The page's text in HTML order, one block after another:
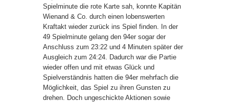
Spielminute die rote Karte sah, konnte Kapitän
Wienand & Co. durch einen lobenswerten
Kraftakt wieder zurück ins Spiel finden. In der
49 Spielminute gelang den 94er sogar der
Anschluss zum 23:22 und 4 Minuten später der
Ausgleich zum 24:24. Dadurch war die Partie
wieder offen und mit etwas Glück und
Spielverständnis hatten die 94er mehrfach die
Möglichkeit, das Spiel zu ihren Gunsten zu
drehen. Doch ungeschickte Aktionen sowie